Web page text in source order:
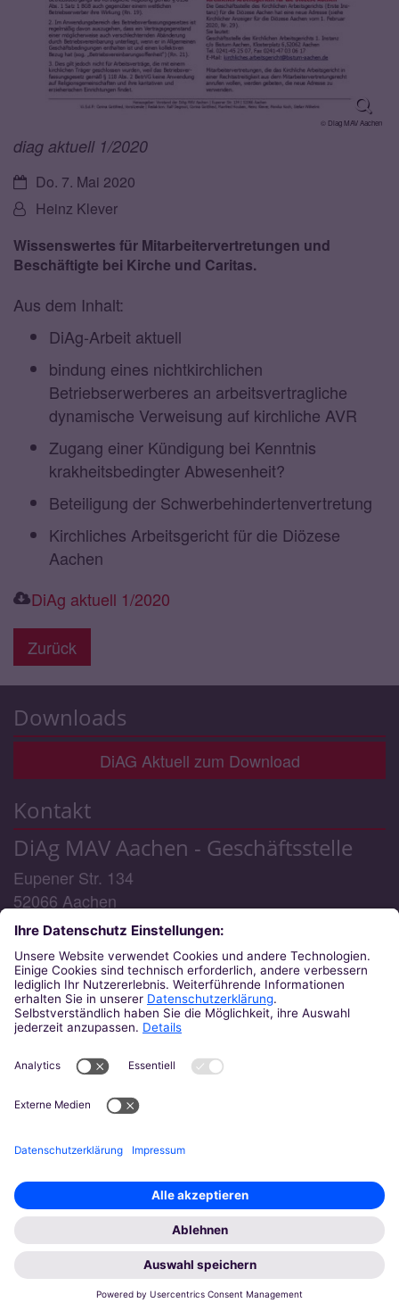
© Diag MAV Aachen
diag aktuell 1/2020
Datum:Do. 7. Mai 2020
Von:Heinz Klever
Wissenswertes für Mitarbeitervertretungen und
Beschäftigte bei Kirche und Caritas.
Aus dem Inhalt:
DiAg-Arbeit aktuell
bindung eines nichtkirchlichen
Betriebserwerberes an arbeitsvertragliche
dynamische Verweisung auf kirchliche AVR
Zugang einer Kündigung bei Kenntnis
krakheitsbedingter Abwesenheit?
Beteiligung der Schwerbehindertenvertretung
Kirchliches Arbeitsgericht für die Diözese
Aachen
DiAg aktuell 1/2020
Zurück
Downloads
DiAG Aktuell zum Download
Kontakt
DiAg MAV Aachen - Geschäftsstelle
Eupener Str. 134
52066 Aachen
Telefon: 0241/6000 48 - 0 (Geschäftsstelle) / -3
(MAV-Rechtsberatung)
E-Mail: diag-mav@bistum-aachen.de
Telefon-Servicezeiten:
Montag: 09:00 - 15:30 Uhr
Mittwoch: 14:00 - 17:00 Uhr
Donnerstag: 09:00 - 15:30 Uhr
Freitag: 09:00 - 12:00 Uhr
Am 19.8.2026 findet keine Rechtsberatung statt.
© Bistum Aachen Impressum Datenschutz
Kontakt